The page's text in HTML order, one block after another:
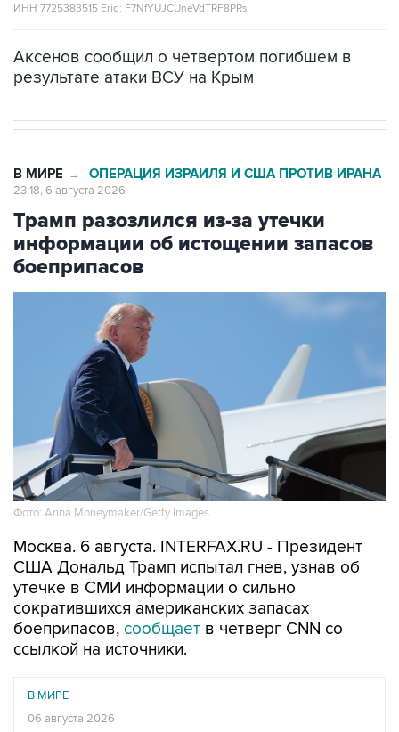
ИНН 7725383515 Erid: F7NfYUJCUneVdTRF8PRs
Аксенов сообщил о четвертом погибшем в
результате атаки ВСУ на Крым
В МИРЕ → ОПЕРАЦИЯ ИЗРАИЛЯ И США ПРОТИВ ИРАНА
23:18, 6 августа 2026
Трамп разозлился из-за утечки
информации об истощении запасов
боеприпасов
Фото: Anna Moneymaker/Getty Images
Москва. 6 августа. INTERFAX.RU - Президент
США Дональд Трамп испытал гнев, узнав об
утечке в СМИ информации о сильно
сократившихся американских запасах
боеприпасов, сообщает в четверг CNN со
ссылкой на источники.
В МИРЕ
06 августа 2026